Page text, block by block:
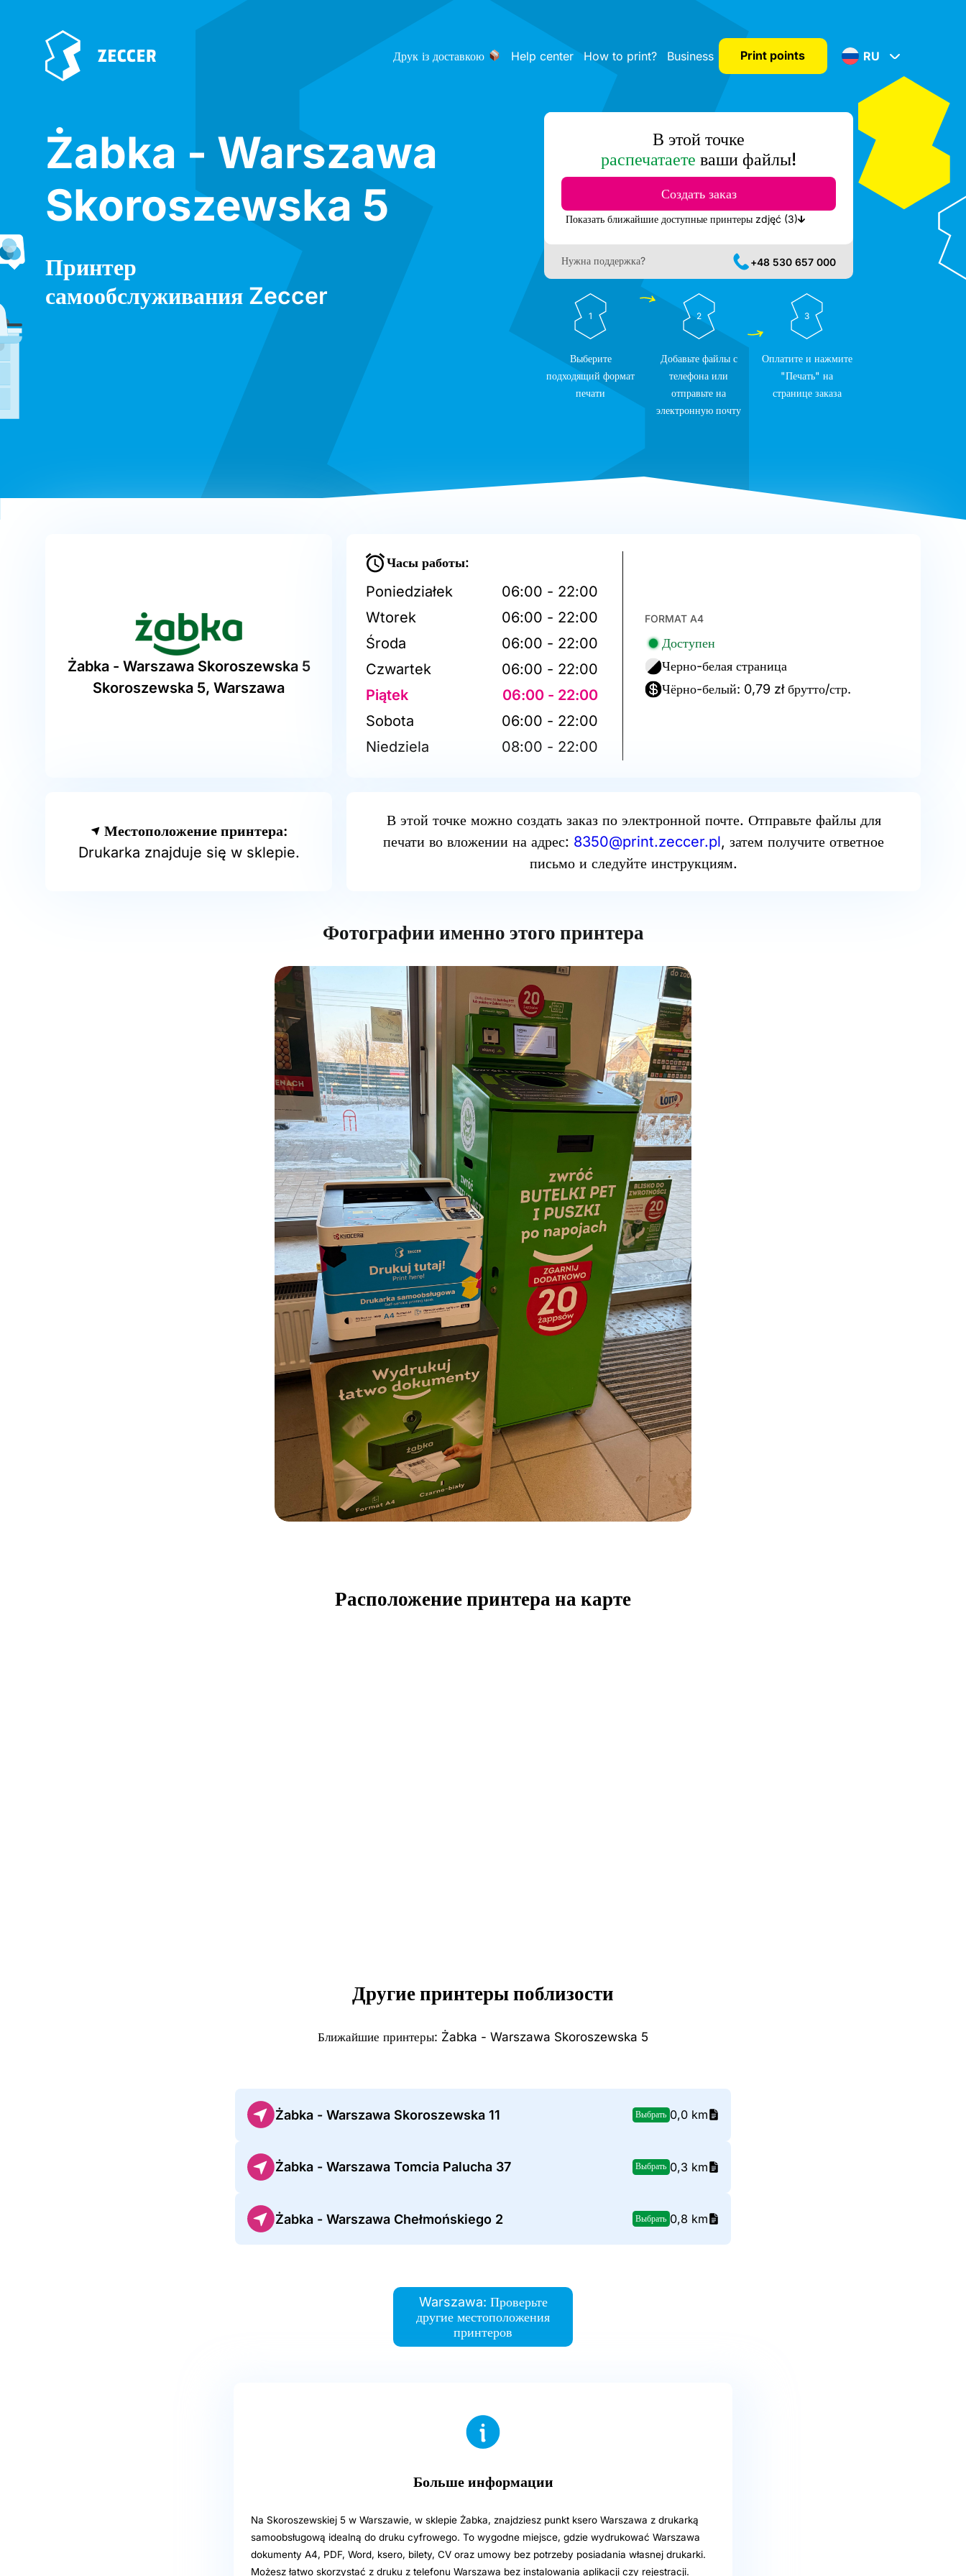
Друк із доставкою Help center How to print? Business Print points RU
Żabka - Warszawa
Skoroszewska 5
Принтер
самообслуживания Zeccer
В этой точке
распечатаете ваши файлы!
Создать заказ
Показать ближайшие доступные принтеры zdjęć (3)
Нужна поддержка? +48 530 657 000
1
Выберите
подходящий формат
печати
2
Добавьте файлы с
телефона или
отправьте на
электронную почту
3
Оплатите и нажмите
"Печать" на
странице заказа
Żabka - Warszawa Skoroszewska 5
Skoroszewska 5, Warszawa
Часы работы:
Poniedziałek
06:00 - 22:00
Wtorek
06:00 - 22:00
Środa
06:00 - 22:00
Czwartek
06:00 - 22:00
Piątek
06:00 - 22:00
Sobota
06:00 - 22:00
Niedziela
08:00 - 22:00
FORMAT A4
Доступен
Черно-белая страница
Чёрно-белый: 0,79 zł брутто/стр.
Местоположение принтера:
Drukarka znajduje się w sklepie.
В этой точке можно создать заказ по электронной почте. Отправьте файлы для
печати во вложении на адрес: 8350@print.zeccer.pl, затем получите ответное
письмо и следуйте инструкциям.
Фотографии именно этого принтера
Расположение принтера на карте
Другие принтеры поблизости
Ближайшие принтеры: Żabka - Warszawa Skoroszewska 5
Żabka - Warszawa Skoroszewska 11 Выбрать 0,0 km
Żabka - Warszawa Tomcia Palucha 37 Выбрать 0,3 km
Żabka - Warszawa Chełmońskiego 2 Выбрать 0,8 km
Warszawa: Проверьте
другие местоположения
принтеров
Больше информации
Na Skoroszewskiej 5 w Warszawie, w sklepie Żabka, znajdziesz punkt ksero Warszawa z drukarką
samoobsługową idealną do druku cyfrowego. To wygodne miejsce, gdzie wydrukować Warszawa
dokumenty A4, PDF, Word, ksero, bilety, CV oraz umowy bez potrzeby posiadania własnej drukarki.
Możesz łatwo skorzystać z druku z telefonu Warszawa bez instalowania aplikacji czy rejestracji.